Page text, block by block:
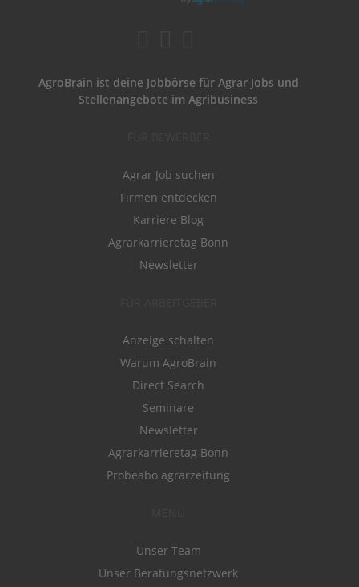
AgroBrain ist deine Jobbörse für Agrar Jobs und
Stellenangebote im Agribusiness
Agrar Job suchen
Firmen entdecken
Karriere Blog
Agrarkarrieretag Bonn
Newsletter
Anzeige schalten
Warum AgroBrain
Direct Search
Seminare
Newsletter
Agrarkarrieretag Bonn
Probeabo agrarzeitung
Unser Team
Unser Beratungsnetzwerk